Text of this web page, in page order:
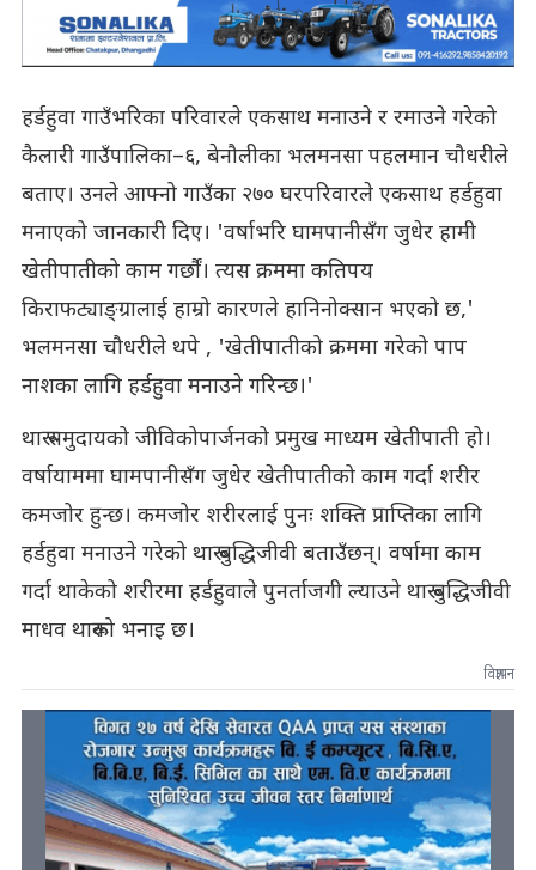
हर्डहुवा गाउँभरिका परिवारले एकसाथ मनाउने र रमाउने गरेको
कैलारी गाउँपालिका–६, बेनौलीका भलमनसा पहलमान चौधरीले
बताए। उनले आफ्नो गाउँका २७० घरपरिवारले एकसाथ हर्डहुवा
मनाएको जानकारी दिए। 'वर्षाभरि घामपानीसँग जुधेर हामी
खेतीपातीको काम गर्छौं। त्यस क्रममा कतिपय
किराफट्याङ्ग्रालाई हाम्रो कारणले हानिनोक्सान भएको छ,'
भलमनसा चौधरीले थपे , 'खेतीपातीको क्रममा गरेको पाप
नाशका लागि हर्डहुवा मनाउने गरिन्छ।'
थारू समुदायको जीविकोपार्जनको प्रमुख माध्यम खेतीपाती हो।
वर्षायाममा घामपानीसँग जुधेर खेतीपातीको काम गर्दा शरीर
कमजोर हुन्छ। कमजोर शरीरलाई पुनः शक्ति प्राप्तिका लागि
हर्डहुवा मनाउने गरेको थारू बुद्धिजीवी बताउँछन्। वर्षामा काम
गर्दा थाकेको शरीरमा हर्डहुवाले पुनर्ताजगी ल्याउने थारू बुद्धिजीवी
माधव थारूको भनाइ छ।
विज्ञापन